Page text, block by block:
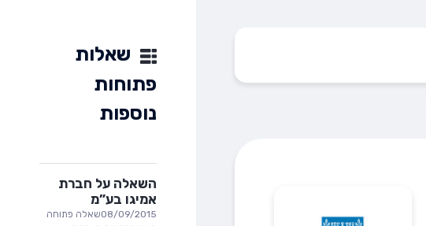
שאלות
פתוחות
נוספות
השאלה על חברת
אמיגו בע”מ
08/09/2015שאלה פתוחה